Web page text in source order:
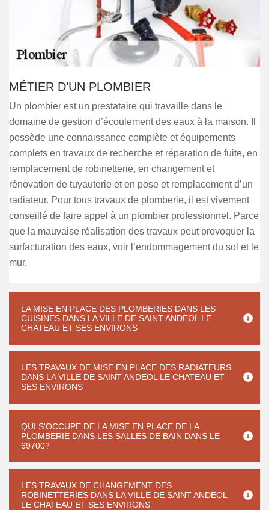
MÉTIER D’UN PLOMBIER
Un plombier est un prestataire qui travaille dans le
domaine de gestion d’écoulement des eaux à la maison. Il
possède une connaissance complète et équipements
complets en travaux de recherche et réparation de fuite, en
remplacement de robinetterie, en changement et
rénovation de tuyauterie et en pose et remplacement d’un
radiateur. Pour tous travaux de plomberie, il est vivement
conseillé de faire appel à un plombier professionnel. Parce
que la mauvaise réalisation des travaux peut provoquer la
surfacturation des eaux, voir l’endommagement du sol et le
mur.
LA MISE EN PLACE DES PLOMBERIES DANS LES
CUISINES DANS LA VILLE DE SAINT ANDEOL LE
CHATEAU ET SES ENVIRONS
LES TRAVAUX DE MISE EN PLACE DES RADIATEURS
DANS LA VILLE DE SAINT ANDEOL LE CHATEAU ET
SES ENVIRONS
QUI S'OCCUPE DE LA MISE EN PLACE DE LA
PLOMBERIE DANS LES SALLES DE BAIN DANS LE
69700?
LES TRAVAUX DE CHANGEMENT DES
ROBINETTERIES DANS LA VILLE DE SAINT ANDEOL
LE CHATEAU ET SES ENVIRONS